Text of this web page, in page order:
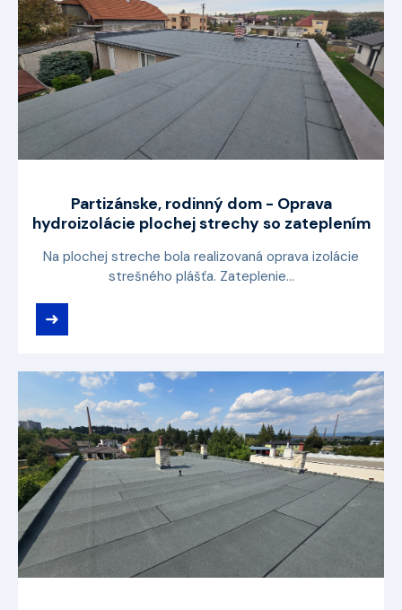
Partizánske, rodinný dom - Oprava
hydroizolácie plochej strechy so zateplením
Na plochej streche bola realizovaná oprava izolácie
strešného plášťa. Zateplenie...
➜